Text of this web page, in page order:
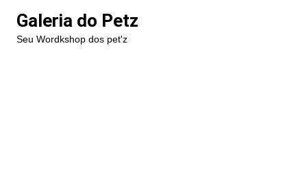
paraGaleria do Petz
Seu Wordkshop dos pet'z